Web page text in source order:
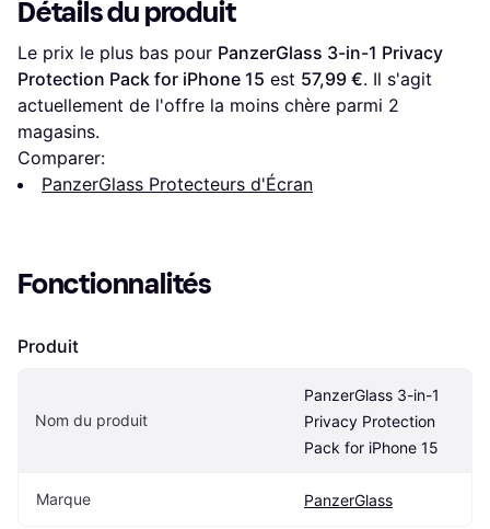
Détails du produit
Le prix le plus bas pour PanzerGlass 3-in-1 Privacy
Protection Pack for iPhone 15 est 57,99 €. Il s'agit
actuellement de l'offre la moins chère parmi 2
magasins.
Comparer:
PanzerGlass Protecteurs d'Écran
Fonctionnalités
Produit
Nom du produit
PanzerGlass 3-in-1
Privacy Protection
Pack for iPhone 15
Marque PanzerGlass